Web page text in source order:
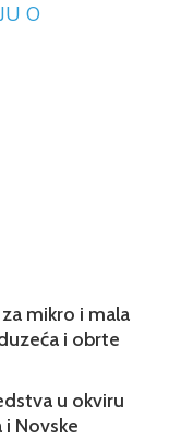
O
mikro i mala
i obrte
u okviru
Novske